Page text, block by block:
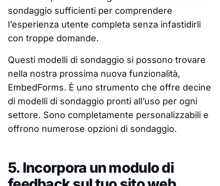
sondaggio sufficienti per comprendere
l’esperienza utente completa senza infastidirli
con troppe domande.
Questi modelli di sondaggio si possono trovare
nella nostra prossima nuova funzionalità,
EmbedForms. È uno strumento che offre decine
di modelli di sondaggio pronti all’uso per ogni
settore. Sono completamente personalizzabili e
offrono numerose opzioni di sondaggio.
5. Incorpora un modulo di